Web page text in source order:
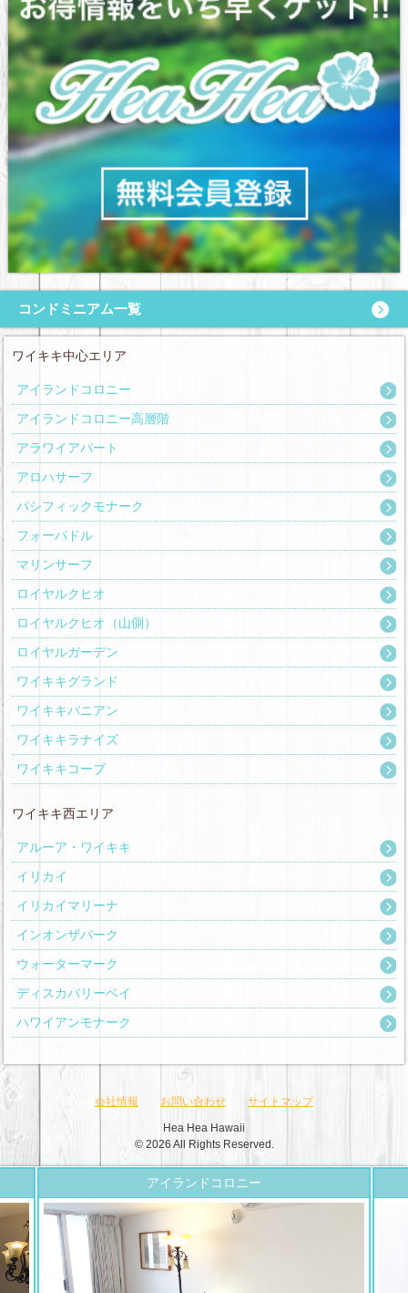
コンドミニアム一覧
ワイキキ中心エリア
アイランドコロニー
アイランドコロニー高層階
アラワイアパート
アロハサーフ
パシフィックモナーク
フォーパドル
マリンサーフ
ロイヤルクヒオ
ロイヤルクヒオ（山側）
ロイヤルガーデン
ワイキキグランド
ワイキキバニアン
ワイキキラナイズ
ワイキキコーブ
ワイキキ西エリア
アルーア・ワイキキ
イリカイ
イリカイマリーナ
インオンザパーク
ウォーターマーク
ディスカバリーベイ
ハワイアンモナーク
会社情報 お問い合わせ サイトマップ
Hea Hea Hawaii
© 2026 All Rights Reserved.
アイランドコロニー